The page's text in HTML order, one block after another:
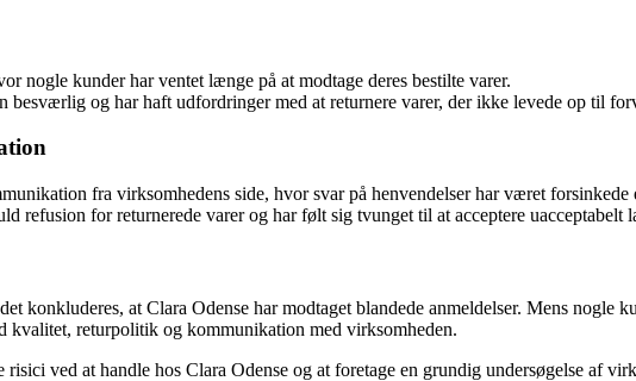
nogle kunder har ventet længe på at modtage deres bestilte varer.
besværlig og har haft udfordringer med at returnere varer, der ikke levede op til
fra virksomhedens side, hvor svar på henvendelser har været forsinkede
refusion for returnerede varer og har følt sig tvunget til at acceptere uacceptabelt
konkluderes, at Clara Odense har modtaget blandede anmeldelser. Mens
kvalitet, returpolitik og kommunikation med virksomheden.
ved at handle hos Clara Odense og at foretage en grundig undersøgelse af